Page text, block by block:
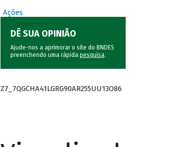
Ações
DÊ SUA OPINIÃO
Ajude-nos a aprimorar o site do BNDES
preenchendo uma rápida pesquisa.
Z7_7QGCHA41LGRG90AR255UU13O86